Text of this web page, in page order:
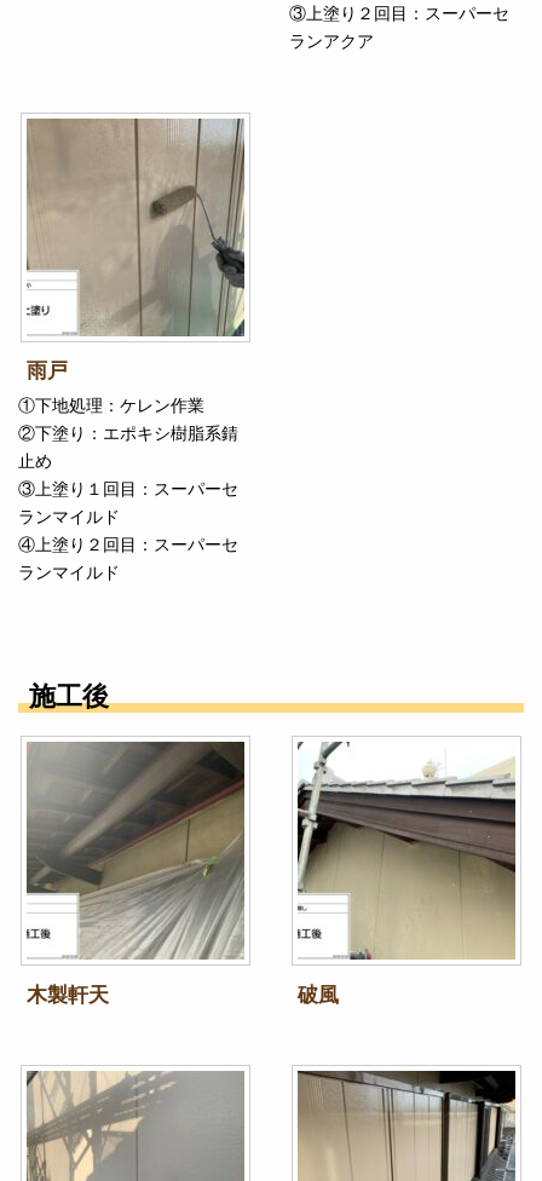
③上塗り２回目：スーパーセ
ランアクア
雨戸
①下地処理：ケレン作業
②下塗り：エポキシ樹脂系錆
止め
③上塗り１回目：スーパーセ
ランマイルド
④上塗り２回目：スーパーセ
ランマイルド
施工後
木製軒天 破風